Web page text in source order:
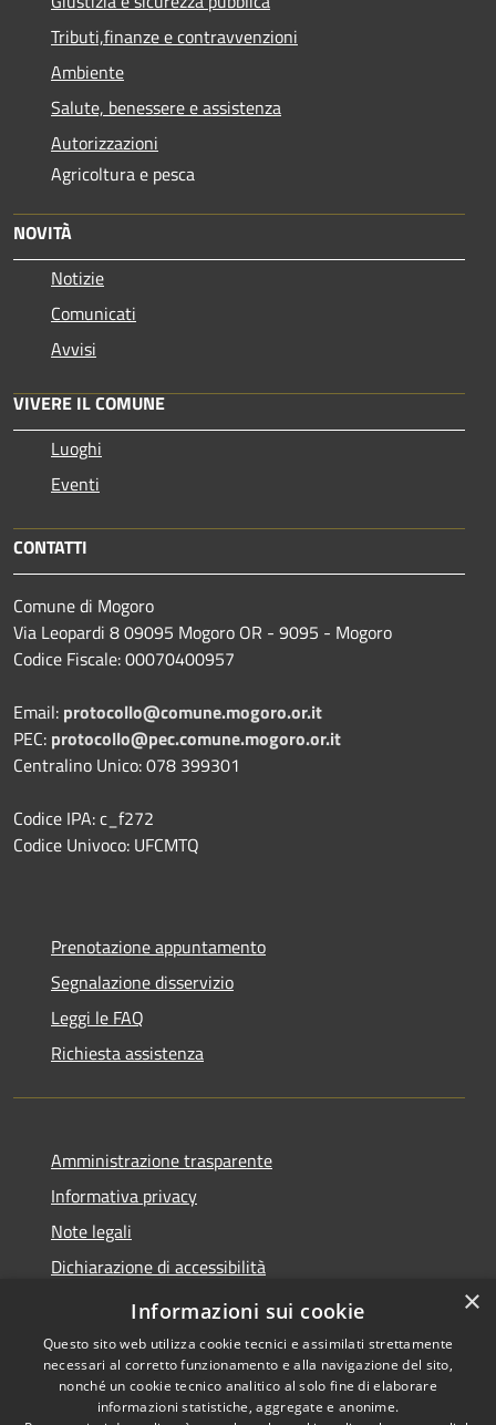
Tributi,finanze e contravvenzioni
Ambiente
Salute, benessere e assistenza
Autorizzazioni
Agricoltura e pesca
NOVITÀ
Notizie
Comunicati
Avvisi
VIVERE IL COMUNE
Luoghi
Eventi
CONTATTI
Comune di Mogoro
Via Leopardi 8 09095 Mogoro OR - 9095 - Mogoro
Codice Fiscale: 00070400957
Email: protocollo@comune.mogoro.or.it
PEC: protocollo@pec.comune.mogoro.or.it
Centralino Unico: 078 399301
Codice IPA: c_f272
Codice Univoco: UFCMTQ
Prenotazione appuntamento
Segnalazione disservizio
Leggi le FAQ
Richiesta assistenza
Amministrazione trasparente
Informativa privacy
Note legali
Dichiarazione di accessibilità
Obiettivi di accessibilità
Copyright © 2026 • Comune di
×
Informazioni sui cookie
Questo sito web utilizza cookie tecnici e assimilati strettamente
necessari al corretto funzionamento e alla navigazione del sito,
nonché un cookie tecnico analitico al solo fine di elaborare
informazioni statistiche, aggregate e anonime.